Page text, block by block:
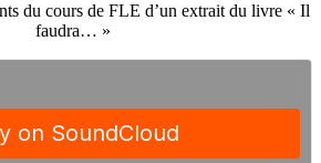
du cours de FLE d’un extrait du livre « Il
faudra… »